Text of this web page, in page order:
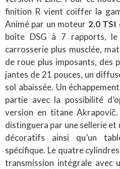
finition R vient coiffer la
Animé par un moteur 2.0 TSI
boîte DSG à 7 rapports, le
carrosserie plus musclée,
de roue plus imposants, des
jantes de 21 pouces, un
sol abaissée. Un
partie avec la possibilité
version en titane
distinguera par une sellerie
décoratifs ainsi qu’un
spécifique. Le quatre
transmission intégrale avec